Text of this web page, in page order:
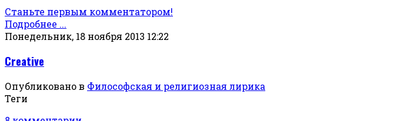
Станьте первым комментатором!
Подробнее ...
Понедельник, 18 ноября 2013 12:22
Creative
Опубликовано в Философская и религиозная лирика
Теги